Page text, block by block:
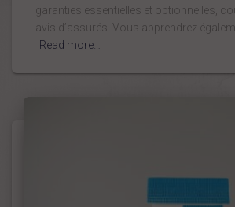
garanties essentielles et optionnelles,
avis d’assurés. Vous apprendrez
Read more…